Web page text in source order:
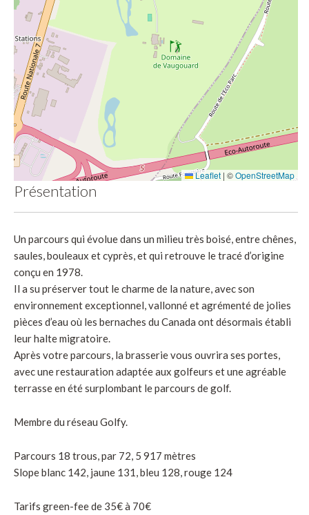
Leaflet | ©OpenStreetMap
Présentation
Un parcours qui évolue dans un milieu très boisé, entre chênes,
saules, bouleaux et cyprès, et qui retrouve le tracé d’origine
conçu en 1978.
Il a su préserver tout le charme de la nature, avec son
environnement exceptionnel, vallonné et agrémenté de jolies
pièces d’eau où les bernaches du Canada ont désormais établi
leur halte migratoire.
Après votre parcours, la brasserie vous ouvrira ses portes,
avec une restauration adaptée aux golfeurs et une agréable
terrasse en été surplombant le parcours de golf.
Membre du réseau Golfy.
Parcours 18 trous, par 72, 5 917 mètres
Slope blanc 142, jaune 131, bleu 128, rouge 124
Tarifs green-fee de 35€ à 70€